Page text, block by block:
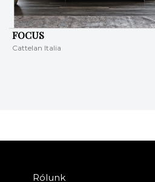
FOCUS
Cattelan Italia
Rólunk